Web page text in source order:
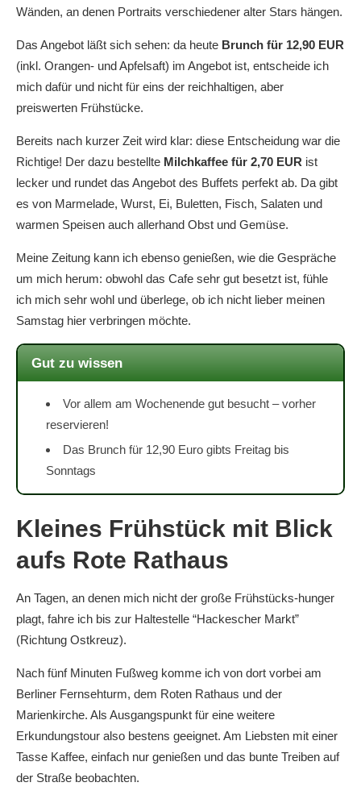
Wänden, an denen Portraits verschiedener alter Stars hängen.
Das Angebot läßt sich sehen: da heute Brunch für 12,90 EUR
(inkl. Orangen- und Apfelsaft) im Angebot ist, entscheide ich
mich dafür und nicht für eins der reichhaltigen, aber
preiswerten Frühstücke.
Bereits nach kurzer Zeit wird klar: diese Entscheidung war die
Richtige! Der dazu bestellte Milchkaffee für 2,70 EUR ist
lecker und rundet das Angebot des Buffets perfekt ab. Da gibt
es von Marmelade, Wurst, Ei, Buletten, Fisch, Salaten und
warmen Speisen auch allerhand Obst und Gemüse.
Meine Zeitung kann ich ebenso genießen, wie die Gespräche
um mich herum: obwohl das Cafe sehr gut besetzt ist, fühle
ich mich sehr wohl und überlege, ob ich nicht lieber meinen
Samstag hier verbringen möchte.
Gut zu wissen
Vor allem am Wochenende gut besucht – vorher
reservieren!
Das Brunch für 12,90 Euro gibts Freitag bis
Sonntags
Kleines Frühstück mit Blick
aufs Rote Rathaus
An Tagen, an denen mich nicht der große Frühstücks-hunger
plagt, fahre ich bis zur Haltestelle “Hackescher Markt”
(Richtung Ostkreuz).
Nach fünf Minuten Fußweg komme ich von dort vorbei am
Berliner Fernsehturm, dem Roten Rathaus und der
Marienkirche. Als Ausgangspunkt für eine weitere
Erkundungstour also bestens geeignet. Am Liebsten mit einer
Tasse Kaffee, einfach nur genießen und das bunte Treiben auf
der Straße beobachten.